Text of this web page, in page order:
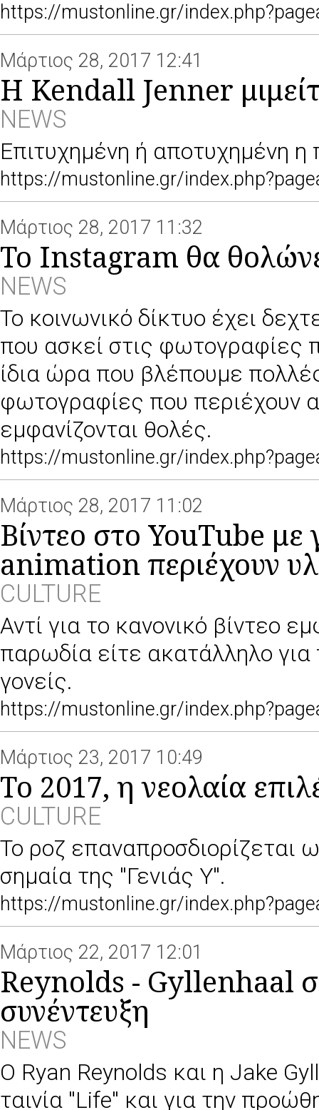
https://mustonline.gr/
Μάρτιος 28, 2017 12:41
H Kendall Jenner
NEWS
Επιτυχημένη ή αποτυχημένη
https://mustonline.gr/
Μάρτιος 28, 2017 11:32
To Instagram θα
NEWS
Το κοινωνικό δίκτυο έχει
που ασκεί στις φωτογραφίες
ίδια ώρα που βλέπουμε
φωτογραφίες που περιέχουν
εμφανίζονται θολές.
https://mustonline.gr/
Μάρτιος 28, 2017 11:02
Βίντεο στο YouTube
animation περιέχουν
CULTURE
Αντί για το κανονικό βίντεο
παρωδία είτε ακατάλληλο για
γονείς.
https://mustonline.gr/
Μάρτιος 23, 2017 10:49
Το 2017, η νεολαία
CULTURE
Το ροζ επαναπροσδιορίζεται
σημαία της ''Γενιάς Υ''.
https://mustonline.gr/
Μάρτιος 22, 2017 12:01
Reynolds - Gyllenhaal
συνέντευξη
NEWS
Ο Ryan Reynolds και η Jake
ταινία ''Life'' και για την